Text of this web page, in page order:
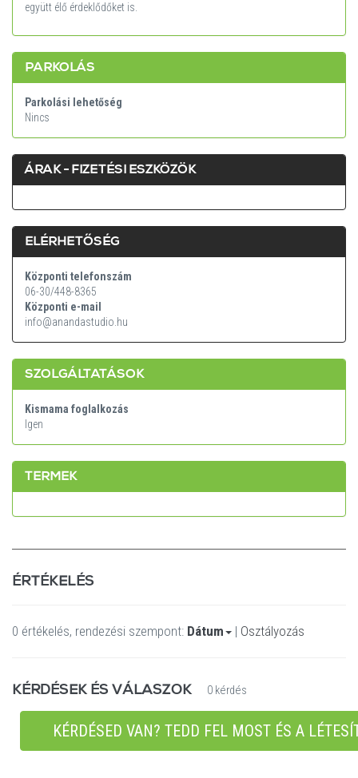
együtt élő érdeklődőket is.
PARKOLÁS
Parkolási lehetőség
Nincs
ÁRAK - FIZETÉSI ESZKÖZÖK
ELÉRHETŐSÉG
Központi telefonszám
06-30/448-8365
Központi e-mail
info@anandastudio.hu
SZOLGÁLTATÁSOK
Kismama foglalkozás
Igen
TERMEK
ÉRTÉKELÉS
0 értékelés, rendezési szempont: Dátum | Osztályozás
KÉRDÉSEK ÉS VÁLASZOK 0 kérdés
KÉRDÉSED VAN? TEDD FEL MOST ÉS A